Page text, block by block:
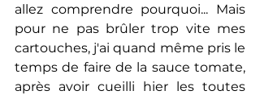
allez comprendre pourquoi... Mais
pour ne pas brûler trop vite mes
cartouches, j'ai quand même pris le
temps de faire de la sauce tomate,
après avoir cueilli hier les toutes